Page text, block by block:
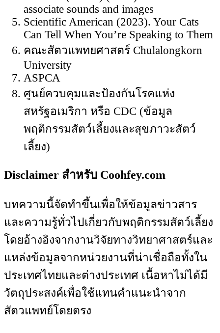
associate sounds and images
Scientific American (2023). Your Cats
Can Tell When You’re Speaking to Them
คณะสัตวแพทยศาสตร์ Chulalongkorn
University
ASPCA
ศูนย์ควบคุมและป้องกันโรคแห่ง
สหรัฐอเมริกา หรือ CDC (ข้อมูล
พฤติกรรมสัตว์เลี้ยงและสุขภาวะสัตว์
เลี้ยง)
Disclaimer สำหรับ Coohfey.com
บทความนี้จัดทำขึ้นเพื่อให้ข้อมูลข่าวสาร
และความรู้ทั่วไปเกี่ยวกับพฤติกรรมสัตว์เลี้ยง
โดยอ้างอิงจากงานวิจัยทางวิทยาศาสตร์และ
แหล่งข้อมูลจากหน่วยงานที่น่าเชื่อถือทั้งใน
ประเทศไทยและต่างประเทศ เนื้อหาไม่ได้มี
วัตถุประสงค์เพื่อใช้แทนคำแนะนำจาก
สัตวแพทย์โดยตรง